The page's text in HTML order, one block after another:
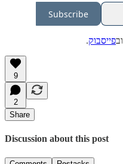
Subscribe
ובפייסבוק.
9
2
Share
Discussion about this post